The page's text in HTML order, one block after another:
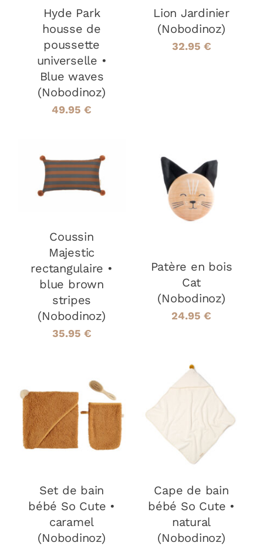
Hyde Park
housse de
poussette
universelle •
Blue waves
(Nobodinoz)
49.95 €
Lion Jardinier
(Nobodinoz)
32.95 €
AJOUTER AU
PANIER
/
DÉTAILS
Coussin
Majestic
rectangulaire •
blue brown
stripes
(Nobodinoz)
35.95 €
AJOUTER AU
PANIER
DÉTAILS
Patère en bois
Cat
(Nobodinoz)
24.95 €
AJOUTER AU
PANIER
/
DÉTAILS
Set de bain
bébé So Cute •
caramel
(Nobodinoz)
AJOUTER AU
Cape de bain
bébé So Cute •
natural
(Nobodinoz)